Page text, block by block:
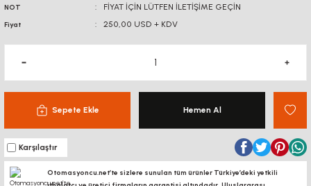
NOT FİYAT İÇİN LÜTFEN İLETİŞİME GEÇİN
Fiyat 250,00 USD + KDV
Sepete Ekle Hemen Al
Karşılaştır
Otomasyoncu.net’te sizlere sunulan tüm ürünler Türkiye’deki yetkili